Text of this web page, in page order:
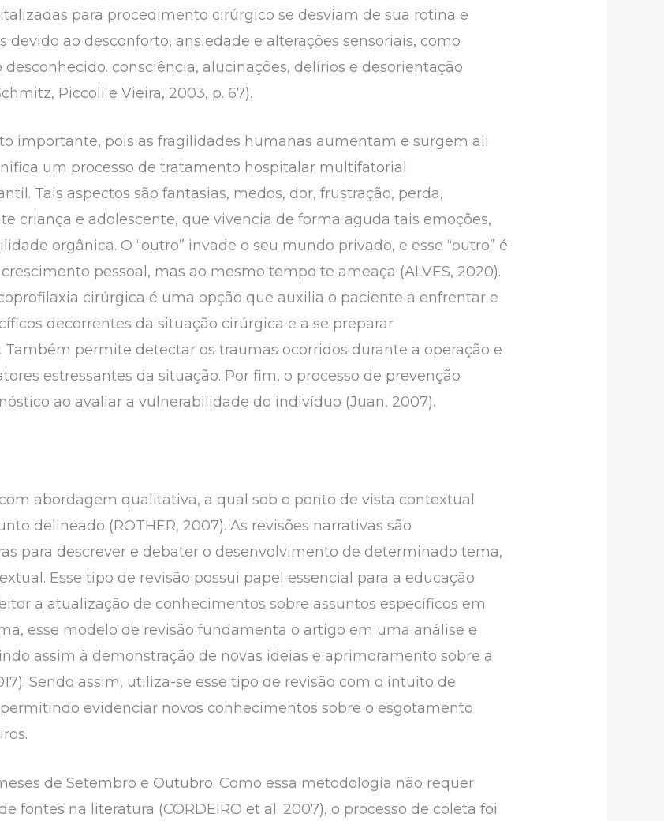
para procedimento cirúrgico se desviam de sua rotina e
ao desconforto, ansiedade e alterações sensoriais, como
consciência, alucinações, delírios e desorientação
Piccoli e Vieira, 2003, p. 67).
importante, pois as fragilidades humanas aumentam e surgem ali
um processo de tratamento hospitalar multifatorial
Tais aspectos são fantasias, medos, dor, frustração, perda,
criança e adolescente, que vivencia de forma aguda tais emoções,
orgânica. O “outro” invade o seu mundo privado, e esse “outro” é
pessoal, mas ao mesmo tempo te ameaça (ALVES, 2020).
cirúrgica é uma opção que auxilia o paciente a enfrentar e
decorrentes da situação cirúrgica e a se preparar
permite detectar os traumas ocorridos durante a operação e
estressantes da situação. Por fim, o processo de prevenção
ao avaliar a vulnerabilidade do indivíduo (Juan, 2007).
abordagem qualitativa, a qual sob o ponto de vista contextual
delineado (ROTHER, 2007). As revisões narrativas são
para descrever e debater o desenvolvimento de determinado tema,
Esse tipo de revisão possui papel essencial para a educação
a atualização de conhecimentos sobre assuntos específicos em
esse modelo de revisão fundamenta o artigo em uma análise e
assim à demonstração de novas ideias e aprimoramento sobre a
Sendo assim, utiliza-se esse tipo de revisão com o intuito de
evidenciar novos conhecimentos sobre o esgotamento
de Setembro e Outubro. Como essa metodologia não requer
fontes na literatura (CORDEIRO et al. 2007), o processo de coleta foi